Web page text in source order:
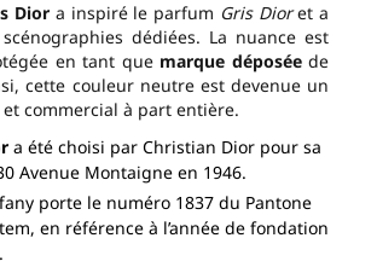
Dior a inspiré le parfum Gris Dioret a
dédiées. La nuance est
en tant que marque déposéede
cette couleur neutre est devenue un
commercial à part entière.
a été choisi par Christian Dior pour sa
Avenue Montaigne en 1946.
porte le numéro 1837 du Pantone
en référence à l’année de fondation